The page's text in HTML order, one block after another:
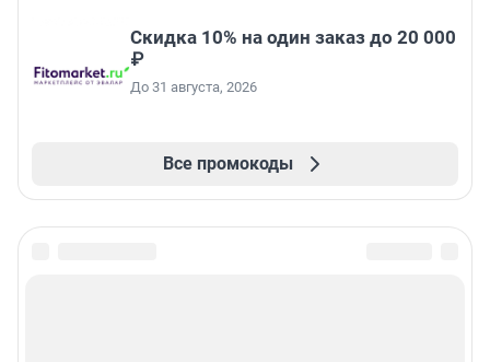
Скидка 10% на один заказ до 20 000
₽
До 31 августа, 2026
Все промокоды